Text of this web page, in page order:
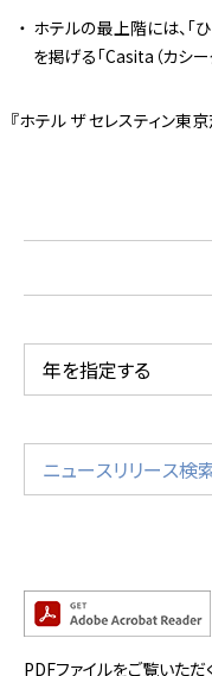
ホテルの最上階には、「
を掲げる「Casita（カシ
『ホテル ザ セレスティン東
年を指定する
PDFファイルをご覧いた